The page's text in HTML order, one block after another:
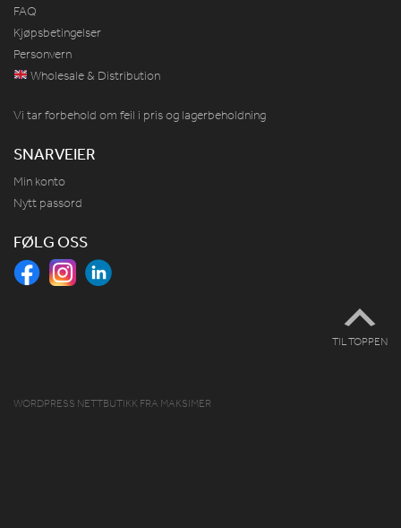
FAQ
Kjøpsbetingelser
Personvern
Wholesale & Distribution
Vi tar forbehold om feil i pris og lagerbeholdning
SNARVEIER
Min konto
Nytt passord
FØLG OSS
TIL TOPPEN
WORDPRESS NETTBUTIKK FRA MAKSIMER